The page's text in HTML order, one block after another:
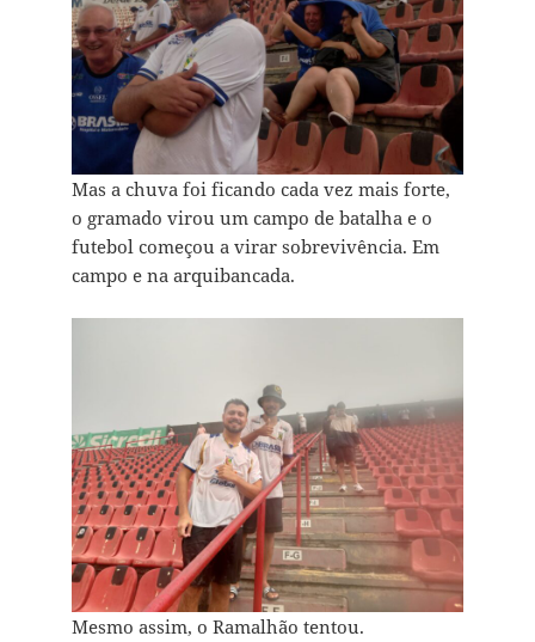
Mas a chuva foi ficando cada vez mais forte,
o gramado virou um campo de batalha e o
futebol começou a virar sobrevivência. Em
campo e na arquibancada.
Mesmo assim, o Ramalhão tentou.